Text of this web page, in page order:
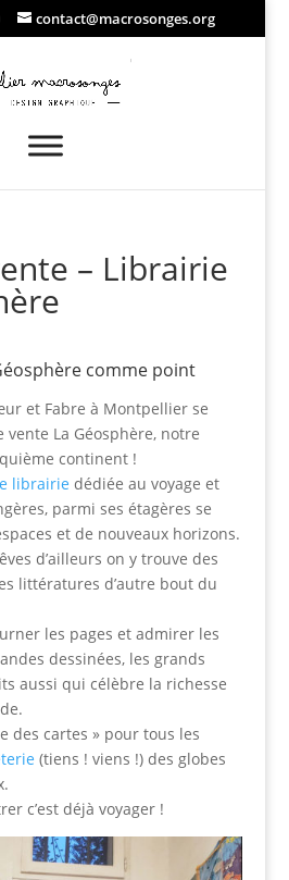
contact@macrosonges.org
– Librairie
comme point
et Fabre à Montpellier se
La Géosphère, notre
continent !
librairie dédiée au voyage et
parmi ses étagères se
et de nouveaux horizons.
d’ailleurs on y trouve des
littératures d’autre bout du
les pages et admirer les
dessinées, les grands
aussi qui célèbre la richesse
des cartes » pour tous les
(tiens ! viens !) des globes
c’est déjà voyager !